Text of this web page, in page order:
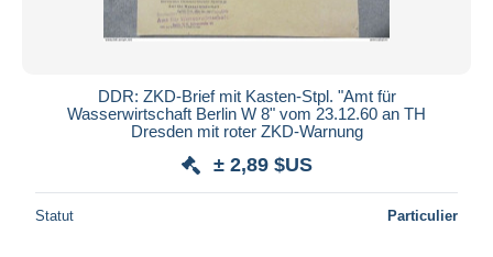
DDR: ZKD-Brief mit Kasten-Stpl. "Amt für
Wasserwirtschaft Berlin W 8" vom 23.12.60 an TH
Dresden mit roter ZKD-Warnung
± 2,89 $US
Statut Particulier